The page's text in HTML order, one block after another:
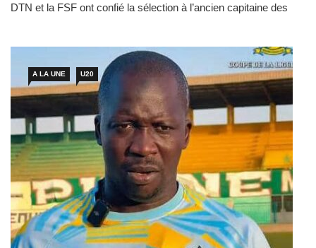
DTN et la FSF ont confié la sélection à l’ancien capitaine des
A LA UNE U20